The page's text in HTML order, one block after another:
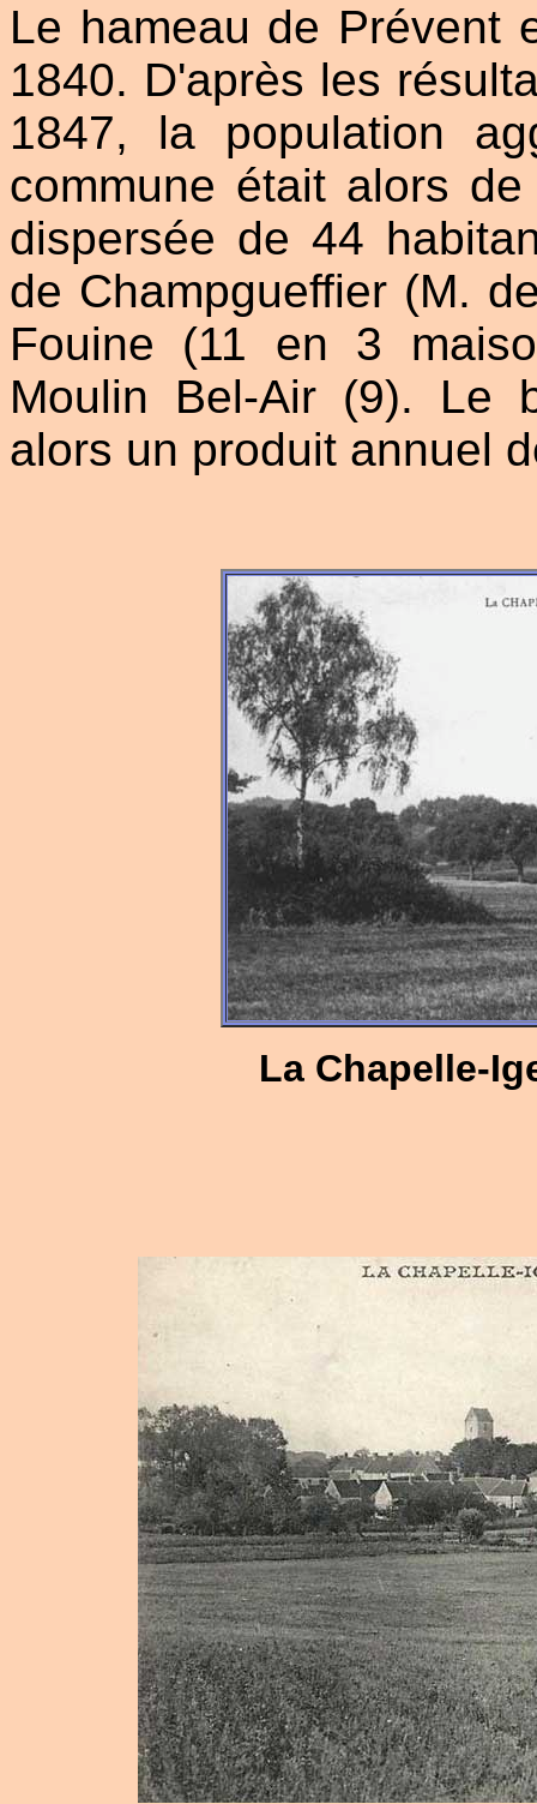
Le hameau de Prévent
1840. D'après les
1847, la population
commune était alors
dispersée de 44
de Champgueffier (M.
Fouine (11 en 3
Moulin Bel-Air (9). Le
alors un produit annuel
La Chapelle-